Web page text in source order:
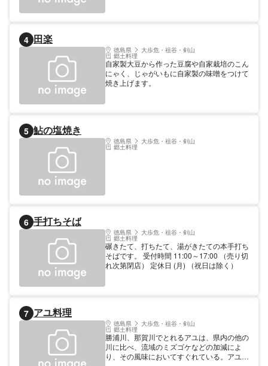
4 田楽
徳島県 大歩危・祖谷・剣山
郷土料理
自家製大豆から作った豆腐や自家栽培のこん
にゃく、じゃがいもに自家製の味噌をつけて
焼き上げます。
5 鮎の塩焼き
徳島県 大歩危・祖谷・剣山
郷土料理
6 手打ちそば
徳島県 大歩危・祖谷・剣山
郷土料理
碾きたて、打ちたて、湯がきたての本手打ち
そばです。 受付時間 11:00～17:00 （売り切
れ次第閉店） 定休日 (月) （祝日は除く）
7 アユ料理
徳島県 大歩危・祖谷・剣山
郷土料理
勝浦川、那賀川でとれるアユは、県内の他の
川に比べ、流域のミズゴケなどの加減によ
り、その風味においてすぐれている。アユの